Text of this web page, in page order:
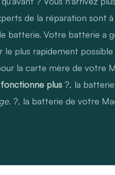
de la réparation sont
batterie. Votre batterie a
le plus rapidement
la carte mère de votre
plus ?, la
. ?, la batterie de votre